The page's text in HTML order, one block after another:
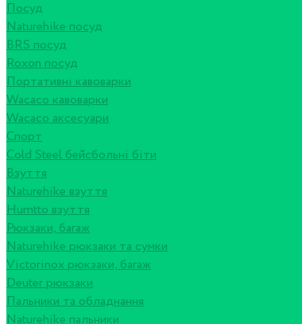
Посуд
Naturehike посуд
BRS посуд
Roxon посуд
Портативні кавоварки
Wacaco кавоварки
Wacaco аксесуари
Спорт
Cold Steel бейсбольні біти
Взуття
Naturehike взуття
Humtto взуття
Рюкзаки, багаж
Naturehike рюкзаки та сумки
Victorinox рюкзаки, багаж
Deuter рюкзаки
Пальники та обладнання
Naturehike пальники